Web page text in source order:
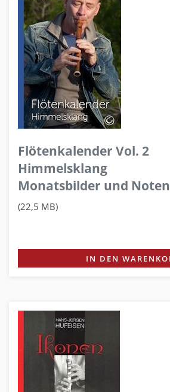
Flötenkalender Vol. 2
Himmelsklang
Monatsbilder und Noten
(22,5 MB)
IN DEN